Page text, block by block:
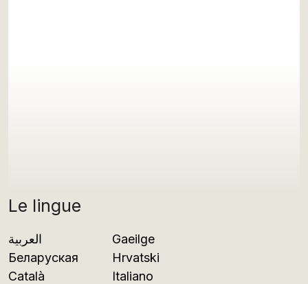
Le lingue
العربية
Беларуская
Català
Gaeilge
Hrvatski
Italiano